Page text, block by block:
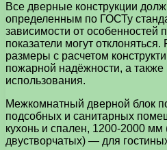
Все дверные конструкции
определенным по ГОСТу
зависимости от особенностей
показатели могут
размеры с расчетом
пожарной надёжности, а
использования.
Межкомнатный дверной блок
подсобных и санитарных
кухонь и спален, 1200-2000 мм
двустворчатых) — для